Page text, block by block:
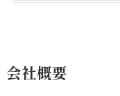
会社概要